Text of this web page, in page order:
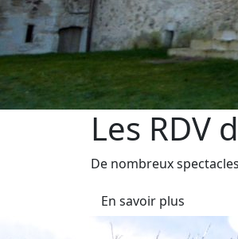
Les RDV
De nombreux
En savoir plus